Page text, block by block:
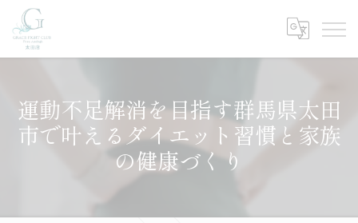
運動不足解消を目指す群馬県太田
市で叶えるダイエット習慣と家族
の健康づくり